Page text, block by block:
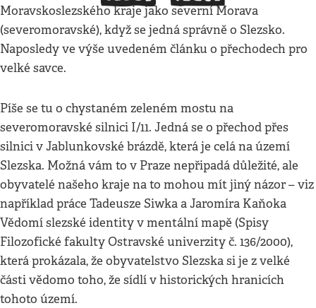
Moravskoslezského kraje jako severní Morava
(severomoravské), když se jedná správně o Slezsko.
Naposledy ve výše uvedeném článku o přechodech pro
velké savce.
Píše se tu o chystaném zeleném mostu na
severomoravské silnici I/11. Jedná se o přechod přes
silnici v Jablunkovské brázdě, která je celá na území
Slezska. Možná vám to v Praze nepřipadá důležité, ale
obyvatelé našeho kraje na to mohou mít jiný názor – viz
například práce Tadeusze Siwka a Jaromíra Kaňoka
Vědomí slezské identity v mentální mapě (Spisy
Filozofické fakulty Ostravské univerzity č. 136/2000),
která prokázala, že obyvatelstvo Slezska si je z velké
části vědomo toho, že sídlí v historických hranicích
tohoto území.